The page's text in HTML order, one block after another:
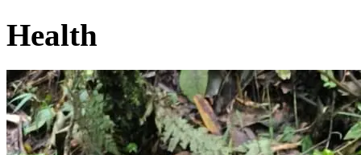
Health